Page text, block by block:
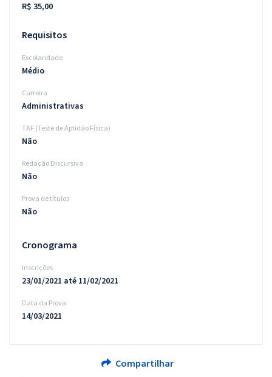
R$ 35,00
Requisitos
Escolaridade
Médio
Carreira
Administrativas
TAF (Teste de Aptidão Física)
Não
Redação Discursiva
Não
Prova de títulos
Não
Cronograma
Inscrições
23/01/2021 até 11/02/2021
Data da Prova
14/03/2021
Compartilhar